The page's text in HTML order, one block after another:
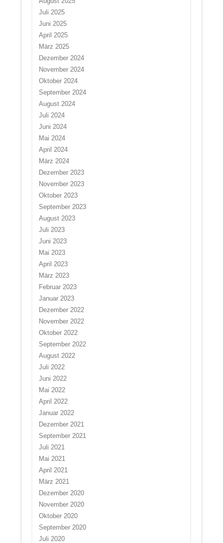
Juli 2025
Juni 2025
April 2025
März 2025
Dezember 2024
November 2024
Oktober 2024
September 2024
August 2024
Juli 2024
Juni 2024
Mai 2024
April 2024
März 2024
Dezember 2023
November 2023
Oktober 2023
September 2023
August 2023
Juli 2023
Juni 2023
Mai 2023
April 2023
März 2023
Februar 2023
Januar 2023
Dezember 2022
November 2022
Oktober 2022
September 2022
August 2022
Juli 2022
Juni 2022
Mai 2022
April 2022
Januar 2022
Dezember 2021
September 2021
Juli 2021
Mai 2021
April 2021
März 2021
Dezember 2020
November 2020
Oktober 2020
September 2020
Juli 2020